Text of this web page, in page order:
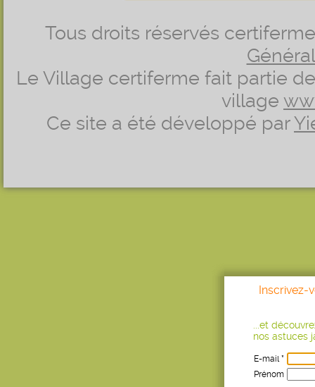
Tous droits réservés
Le Village certiferme fait partie
village
Ce site a été développé par
Inscrivez-
...et
nos astuces
E-mail *
Prénom